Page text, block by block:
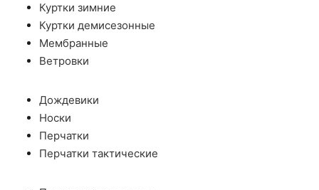
Куртки зимние
Куртки демисезонные
Мембранные
Ветровки
Дождевики
Носки
Перчатки
Перчатки тактические